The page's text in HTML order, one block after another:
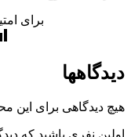
برای
دیدگاهها
هیچ دیدگاهی برای
اولین نفری باشید که